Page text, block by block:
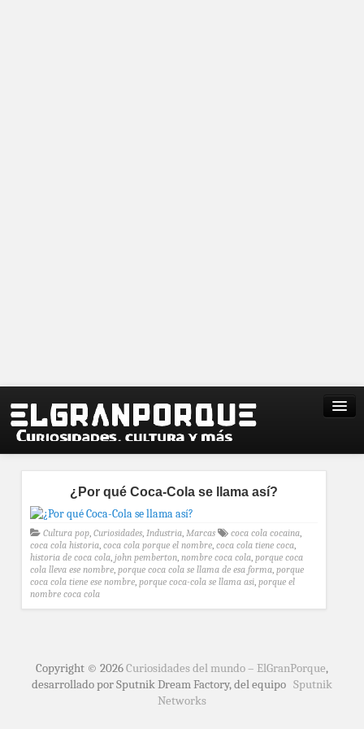
¿Por qué Coca-Cola se llama así?
Cultura pop, Curiosidades, Industria, Marcas coca cola cocaina,
coca cola historia, coca cola porque el nombre, coca cola tiene coca,
historia de coca cola, john pemberton, nombre coca cola, porque coca
cola lleva ese nombre, porque coca cola se llama de esa forma, porque
coca cola tiene ese nombre, porque coca-cola se llama asi, porque el
nombre coca cola
Copyright © 2026Curiosidades del mundo – ElGranPorque,
desarrollado por Sputnik Dream Factory, del equipo Sputnik
Networks